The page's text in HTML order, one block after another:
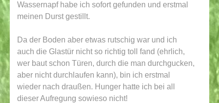
Wassernapf habe ich sofort gefunden und erstmal
meinen Durst gestillt.
Da der Boden aber etwas rutschig war und ich
auch die Glastür nicht so richtig toll fand (ehrlich,
wer baut schon Türen, durch die man durchgucken,
aber nicht durchlaufen kann), bin ich erstmal
wieder nach draußen. Hunger hatte ich bei all
dieser Aufregung sowieso nicht!